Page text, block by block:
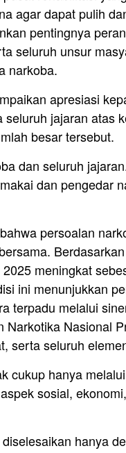
agar dapat pulih
pentingnya
seluruh unsur
narkoba.
apresiasi
seluruh jajaran atas
besar tersebut.
dan seluruh
dan pengedar
persoalan
Berdasarkan
meningkat
ini menunjukkan
terpadu melalui
Nasional
serta seluruh
cukup hanya
sosial,
hanya